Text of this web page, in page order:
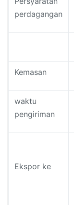
perdagangan
Kemasan
waktu
pengiriman
Ekspor ke